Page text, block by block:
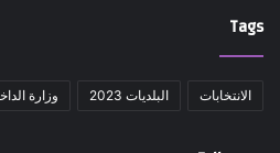
Tags
الانتخابات البلديات 2023 وزارة